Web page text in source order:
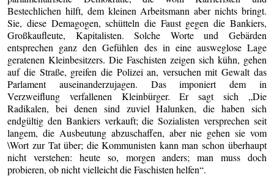
Bestechlichen hilft, dem kleinen Arbeitsmann aber nichts bringt.
Sie, diese Demagogen, schütteln die Faust gegen die Bankiers,
Großkaufleute, Kapitalisten. Solche Worte und Gebärden
entsprechen ganz den Gefühlen des in eine ausweglose Lage
geratenen Kleinbesitzers. Die Faschisten zeigen sich kühn, gehen
auf die Straße, greifen die Polizei an, versuchen mit Gewalt das
Parlament auseinanderzujagen. Das imponiert dem in
Verzweiflung verfallenen Kleinbürger. Er sagt sich „Die
Radikalen, bei denen sind zuviel Halunken, die haben sich
endgültig den Bankiers verkauft; die Sozialisten versprechen seit
langem, die Ausbeutung abzuschaffen, aber nie gehen sie vom
\Wort zur Tat über; die Kommunisten kann man schon überhaupt
nicht verstehen: heute so, morgen anders; man muss doch
probieren, ob nicht vielleicht die Faschisten helfen“.